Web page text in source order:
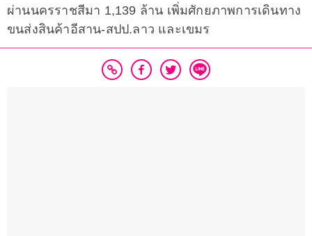
ผ่านนครราชสีมา 1,139 ล้าน เพิ่มศักยภาพการเดินทาง
ขนส่งสินค้าอีสาน-สปป.ลาว และเขมร